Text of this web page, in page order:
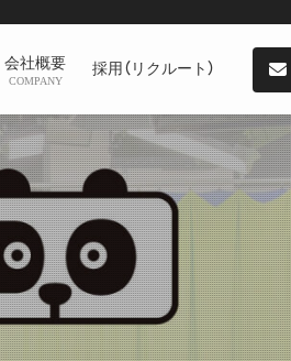
会社概要
COMPANY
採用（リクルート）